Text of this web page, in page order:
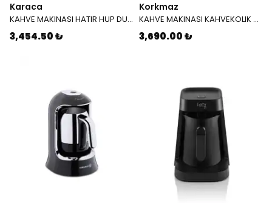
Karaca
KAHVE MAKINASI HATIR HUP DUET AROMA T.K.M. KREM 8683650194095
3,454.50 ₺
Korkmaz
KAHVE MAKINASI KAHVEKOLIK A 860 13 INOX
3,690.00 ₺